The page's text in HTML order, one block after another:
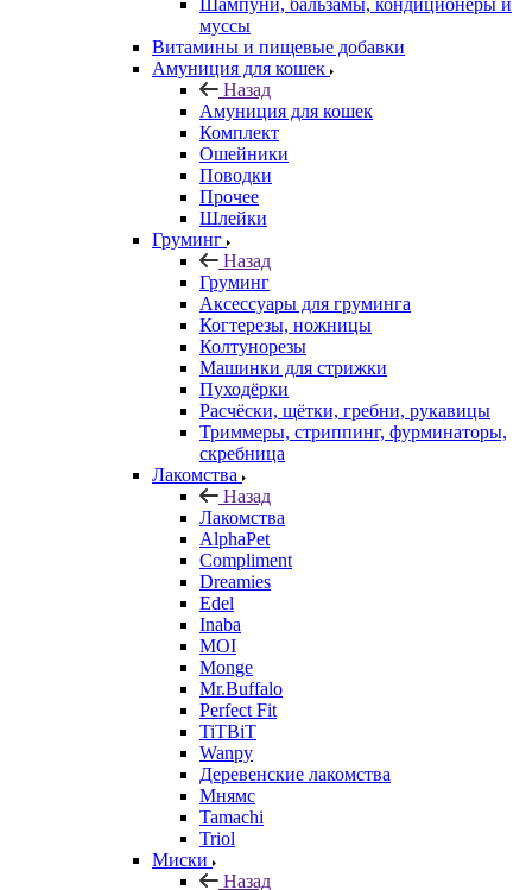
Шампуни, бальзамы, кондиционеры и
муссы
Витамины и пищевые добавки
Амуниция для кошек
Назад
Амуниция для кошек
Комплект
Ошейники
Поводки
Прочее
Шлейки
Груминг
Назад
Груминг
Аксессуары для груминга
Когтерезы, ножницы
Колтунорезы
Машинки для стрижки
Пуходёрки
Расчёски, щётки, гребни, рукавицы
Триммеры, стриппинг, фурминаторы,
скребница
Лакомства
Назад
Лакомства
AlphaPet
Compliment
Dreamies
Edel
Inaba
MOI
Monge
Mr.Buffalo
Perfect Fit
TiTBiT
Wanpy
Деревенские лакомства
Мнямс
Tamachi
Triol
Миски
Назад